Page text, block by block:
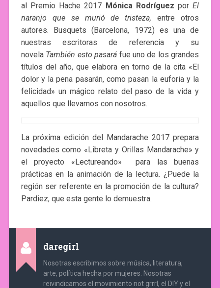
al Premio Hache 2017 Mónica Rodríguez porEl
naranjo que se murió de tristeza, entre otros
autores. Busquets (Barcelona, 1972) es una de
nuestras escritoras de referencia y su
novela También esto pasará fue uno de los grandes
títulos del año, que elabora en torno de la cita «El
dolor y la pena pasarán, como pasan la euforia y la
felicidad» un mágico relato del paso de la vida y
aquellos que llevamos con nosotros.
La próxima edición del Mandarache 2017 prepara
novedades como «Libreta y Orillas Mandarache» y
el proyecto «Lectureando» para las buenas
prácticas en la animación de la lectura. ¿Puede la
región ser referente en la promoción de la cultura?
Pardiez, que esta gente lo demuestra.
daregirl
Nosotras escribimos sobre música, literatura,
arte, política hecha por mujeres. Nosotras
reivindicamos el movimiento riot grrrl, el DIY y el